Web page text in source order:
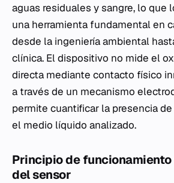
aguas residuales y sangre, lo que
una herramienta fundamental en
desde la ingeniería ambiental
clínica. El dispositivo no mide el
directa mediante contacto físico
a través de un mecanismo
permite cuantificar la presencia
el medio líquido analizado.
Principio de
del sensor